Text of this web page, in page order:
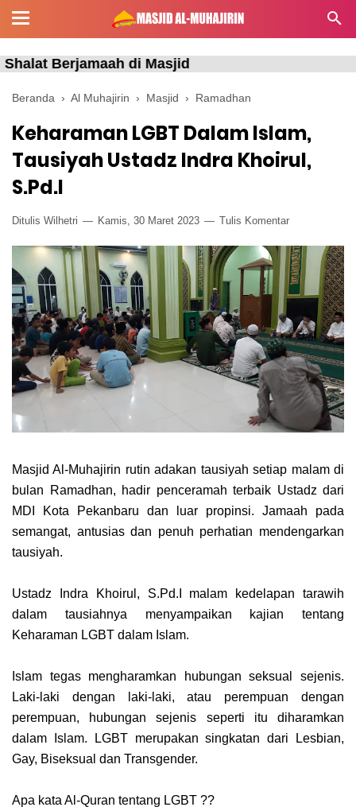
di Masjid
Beranda › Al Muhajirin › Masjid › Ramadhan
Keharaman LGBT Dalam Islam,
Tausiyah Ustadz Indra Khoirul,
S.Pd.I
Ditulis Wilhetri Kamis, 30 Maret 2023 Tulis Komentar
Masjid Al-Muhajirin rutin adakan tausiyah setiap malam di
bulan Ramadhan, hadir penceramah terbaik Ustadz dari
MDI Kota Pekanbaru dan luar propinsi. Jamaah pada
semangat, antusias dan penuh perhatian mendengarkan
tausiyah.
Ustadz Indra Khoirul, S.Pd.I malam kedelapan tarawih
dalam tausiahnya menyampaikan kajian tentang
Keharaman LGBT dalam Islam.
Islam tegas mengharamkan hubungan seksual sejenis.
Laki-laki dengan laki-laki, atau perempuan dengan
perempuan, hubungan sejenis seperti itu diharamkan
dalam Islam. LGBT merupakan singkatan dari Lesbian,
Gay, Biseksual dan Transgender.
Apa kata Al-Quran tentang LGBT ??